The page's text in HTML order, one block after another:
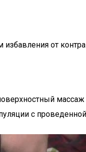
от
с